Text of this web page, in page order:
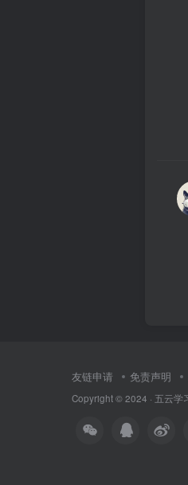
友链申请 免责声明
Copyright © 2024 · 五云学